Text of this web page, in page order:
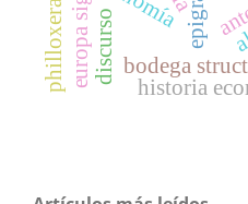
bodega
historia
discurso